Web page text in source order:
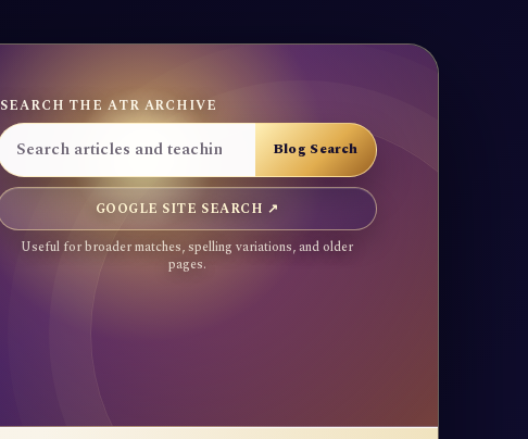
SEARCH THE ATR ARCHIVE
GOOGLE SITE SEARCH ↗
Useful for broader matches, spelling variations, and older
pages.